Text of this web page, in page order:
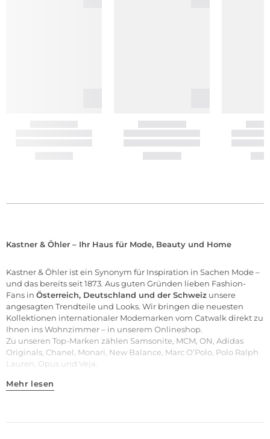
Kastner & Öhler – Ihr Haus für Mode, Beauty und Home
Kastner & Öhler ist ein Synonym für Inspiration in Sachen Mode –
und das bereits seit 1873. Aus guten Gründen lieben Fashion-
Fans in Österreich, Deutschland und der Schweiz unsere
angesagten Trendteile und Looks. Wir bringen die neuesten
Kollektionen internationaler Modemarken vom Catwalk direkt zu
Ihnen ins Wohnzimmer – in unserem Onlineshop.
Zu unseren Top-Marken zählen Samsonite, MCM, ON, Adidas
Originals, Chanel, Monari, New Balance, Marc O’Polo, Polo Ralph
Lauren, Opus und Veja.
Mehr lesen